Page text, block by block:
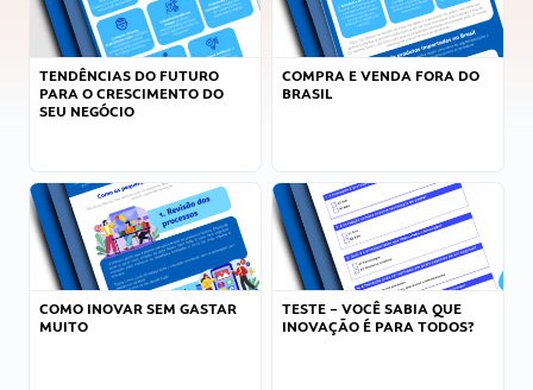
TENDÊNCIAS DO FUTURO
PARA O CRESCIMENTO DO
SEU NEGÓCIO
COMPRA E VENDA FORA DO
BRASIL
COMO INOVAR SEM GASTAR
MUITO
TESTE – VOCÊ SABIA QUE
INOVAÇÃO É PARA TODOS?